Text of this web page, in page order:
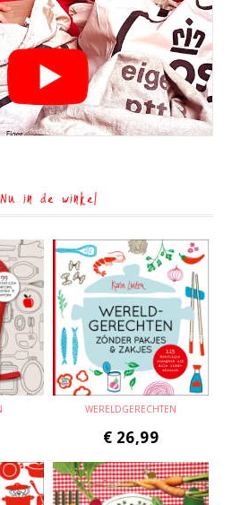
Nu in de winkel
WERELDGERECHTEN
€ 26,99